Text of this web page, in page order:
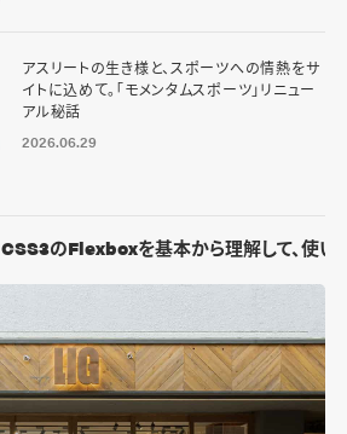
アスリートの生き様と、スポーツへの情熱をサ
イトに込めて。「モメンタムスポーツ」リニュー
アル秘話
2026.06.29
CSS3のFlexboxを基本から理解して、使い